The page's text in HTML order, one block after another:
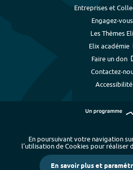
Entreprises et
Engagez-
Les Thèmes
Elix académie
Faire un don
Contactez-
Accessibilité
Plan du site - Index
Mentions légales et données personnelles
-
En poursuivant votre navigation
l’utilisation de Cookies pour réaliser
En savoir plus et